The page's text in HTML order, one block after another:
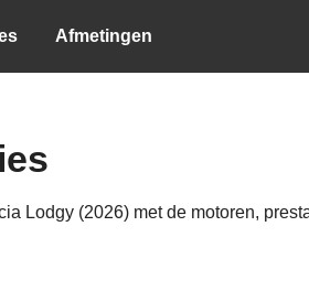
Afmetingen
Lodgy (2026) met de motoren,